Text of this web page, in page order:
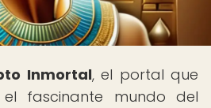
Inmortal, el portal que
fascinante mundo del